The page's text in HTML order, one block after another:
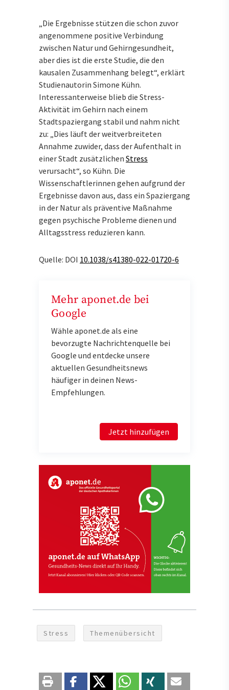
„Die Ergebnisse stützen die schon zuvor
angenommene positive Verbindung
zwischen Natur und Gehirngesundheit,
aber dies ist die erste Studie, die den
kausalen Zusammenhang belegt“, erklärt
Studienautorin Simone Kühn.
Interessanterweise blieb die Stress-
Aktivität im Gehirn nach einem
Stadtspaziergang stabil und nahm nicht
zu: „Dies läuft der weitverbreiteten
Annahme zuwider, dass der Aufenthalt in
einer Stadt zusätzlichen Stress
verursacht“, so Kühn. Die
Wissenschaftlerinnen gehen aufgrund der
Ergebnisse davon aus, dass ein Spaziergang
in der Natur als präventive Maßnahme
gegen psychische Probleme dienen und
Alltagsstress reduzieren kann.
Quelle: DOI 10.1038/s41380-022-01720-6
Mehr aponet.de bei
Google
Wähle aponet.de als eine
bevorzugte Nachrichtenquelle bei
Google und entdecke unsere
aktuellen Gesundheitsnews
häufiger in deinen News-
Empfehlungen.
Jetzt hinzufügen
Stress Themenübersicht